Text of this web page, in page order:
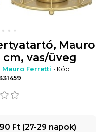
Mauro
cm, vas/üveg
Mauro Ferretti • Kód
Ft (27-29 napok)